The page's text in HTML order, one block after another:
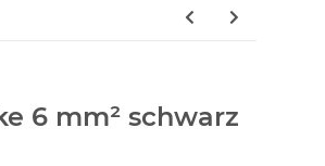
6 mm² schwarz